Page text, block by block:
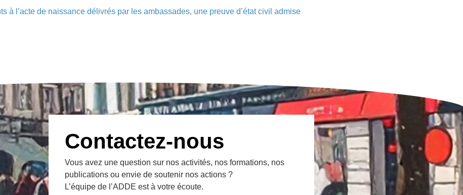
à l’acte de naissance délivrés par les ambassades, une preuve d’état civil admise
Contactez-nous
Vous avez une question sur nos activités, nos formations, nos
publications ou envie de soutenir nos actions ?
L’équipe de l’ADDE est à votre écoute.